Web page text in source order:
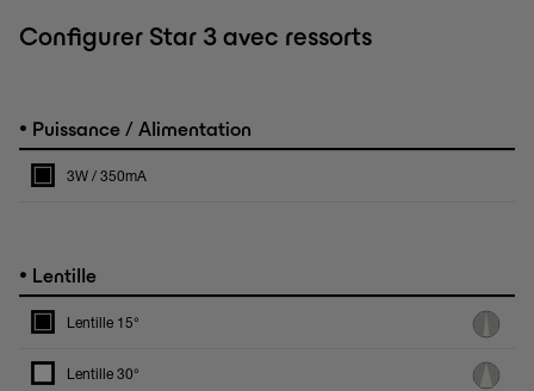
Configurer Star 3 avec ressorts
• Puissance / Alimentation
3W / 350mA
• Lentille
Lentille 15°
Lentille 30°